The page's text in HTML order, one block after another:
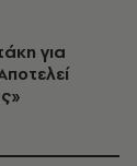
για